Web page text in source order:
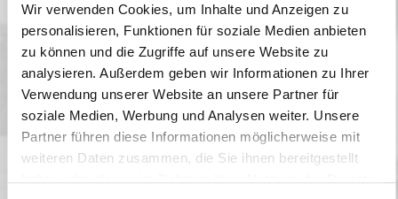
Wir verwenden Cookies, um Inhalte und Anzeigen zu
personalisieren, Funktionen für soziale Medien anbieten
zu können und die Zugriffe auf unsere Website zu
analysieren. Außerdem geben wir Informationen zu Ihrer
Verwendung unserer Website an unsere Partner für
soziale Medien, Werbung und Analysen weiter. Unsere
Partner führen diese Informationen möglicherweise mit
weiteren Daten zusammen, die Sie ihnen bereitgestellt
Goldenen Nymphe in Monaco mit Prinz Albert
Christine Neubauer erhält die Goldene Nymphe für Ihre
hervorragende Leistung.
Monaco, 25.04.2013. Gute Chancen für Christine
Neubauer, eine zweite Goldene Nymphe in Monte-Carlo
einzuheimsen: Nach ihrer Auszeichnung im Vorjahr als
beste Schauspielerin für ihre Rolle in dem
Nachkriegsdrama „Hannas Entscheidung“ ist der TV-